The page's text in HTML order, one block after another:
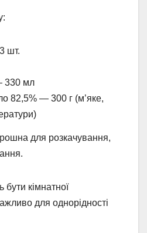
шт.
330 мл
82,5% — 300 г (м’яке,
для розкачування,
бути кімнатної
для однорідності